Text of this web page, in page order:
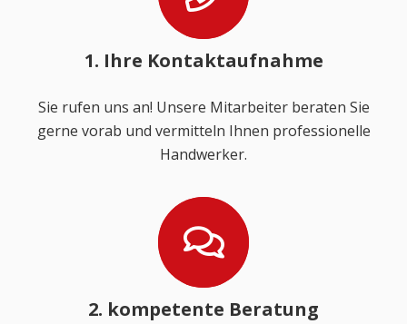
1. Ihre Kontaktaufnahme
Sie rufen uns an! Unsere Mitarbeiter beraten Sie
gerne vorab und vermitteln Ihnen professionelle
Handwerker.
2. kompetente Beratung